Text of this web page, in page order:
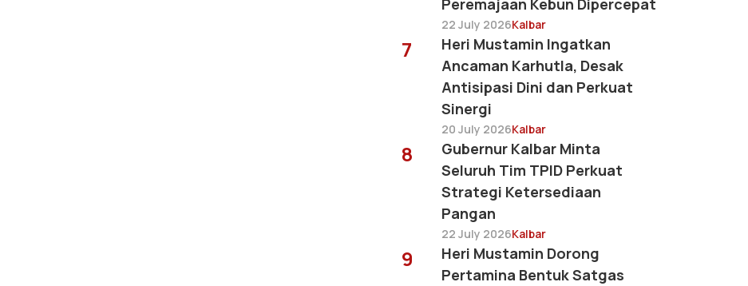
Peremajaan Kebun Dipercepat
22 July 2026Kalbar
7
Heri Mustamin Ingatkan
Ancaman Karhutla, Desak
Antisipasi Dini dan Perkuat
Sinergi
20 July 2026Kalbar
8
Gubernur Kalbar Minta
Seluruh Tim TPID Perkuat
Strategi Ketersediaan
Pangan
22 July 2026Kalbar
9
Heri Mustamin Dorong
Pertamina Bentuk Satgas